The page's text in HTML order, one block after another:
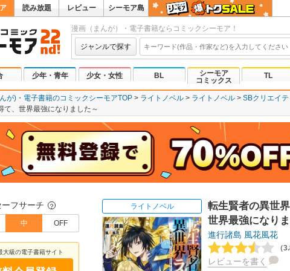
読み放題 レビュー シーモア島
漫画（まんが）・電子書籍ならコミックシーモア！
ジャンルで探す
少年・青年 少女・女性 BL
シーモア
コミックス
TL
が)・電子書籍のコミックシーモアTOP ライトノベル ライトノベル SBクリエイ
て、世界最強になりました～
ーフサーチ ？
中 OFF
大級の電子書籍サイト
ライトノベル
転生賢者の異世
世界最強になり
進行諸島 風花風花
（
レビューを書く